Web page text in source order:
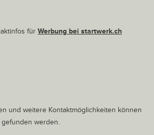
für Werbung bei startwerk.ch
und weitere Kontaktmöglichkeiten können
gefunden werden.